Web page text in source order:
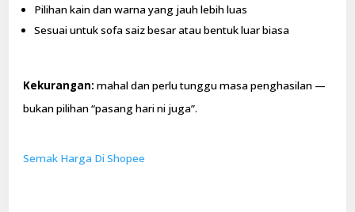
Pilihan kain dan warna yang jauh lebih luas
Sesuai untuk sofa saiz besar atau bentuk luar biasa
Kekurangan: mahal dan perlu tunggu masa penghasilan —
bukan pilihan “pasang hari ni juga”.
Semak Harga Di Shopee